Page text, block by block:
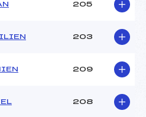
205
203
209
208